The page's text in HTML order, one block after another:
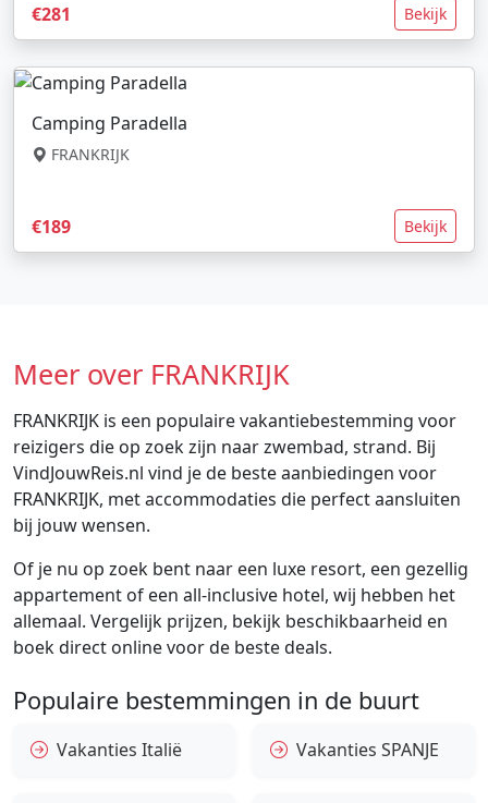
€281 Bekijk
Camping Paradella
FRANKRIJK
€189 Bekijk
Meer over FRANKRIJK
FRANKRIJK is een populaire vakantiebestemming voor
reizigers die op zoek zijn naar zwembad, strand. Bij
VindJouwReis.nl vind je de beste aanbiedingen voor
FRANKRIJK, met accommodaties die perfect aansluiten
bij jouw wensen.
Of je nu op zoek bent naar een luxe resort, een gezellig
appartement of een all-inclusive hotel, wij hebben het
allemaal. Vergelijk prijzen, bekijk beschikbaarheid en
boek direct online voor de beste deals.
Populaire bestemmingen in de buurt
Vakanties Italië Vakanties SPANJE